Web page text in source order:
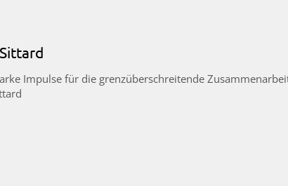
Impulse für die grenzüberschreitende